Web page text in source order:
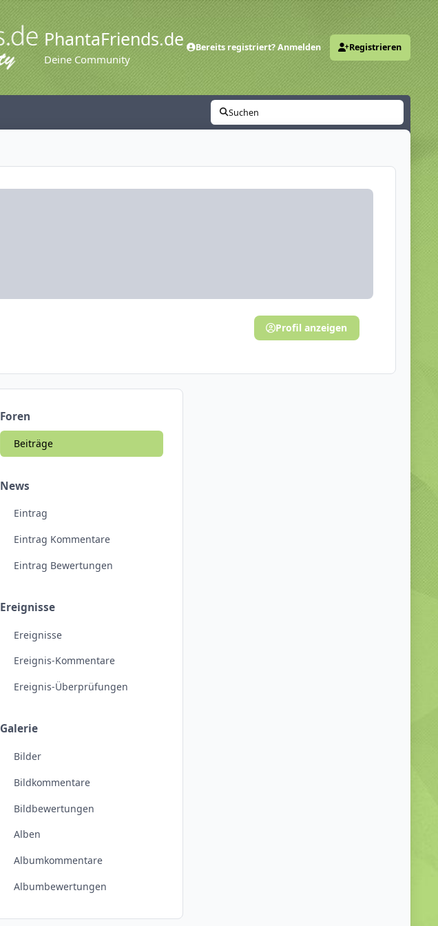
PhantaFriends.de
Deine Community
Bereits registriert? Anmelden Registrieren
Suchen
Profil anzeigen
Foren
Beiträge
News
Eintrag
Eintrag Kommentare
Eintrag Bewertungen
Ereignisse
Ereignisse
Ereignis-Kommentare
Ereignis-Überprüfungen
Galerie
Bilder
Bildkommentare
Bildbewertungen
Alben
Albumkommentare
Albumbewertungen